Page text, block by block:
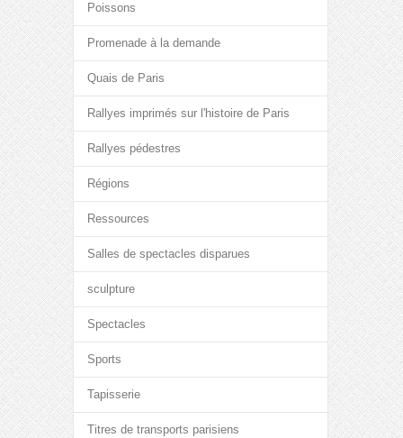
Poissons
Promenade à la demande
Quais de Paris
Rallyes imprimés sur l'histoire de Paris
Rallyes pédestres
Régions
Ressources
Salles de spectacles disparues
sculpture
Spectacles
Sports
Tapisserie
Titres de transports parisiens